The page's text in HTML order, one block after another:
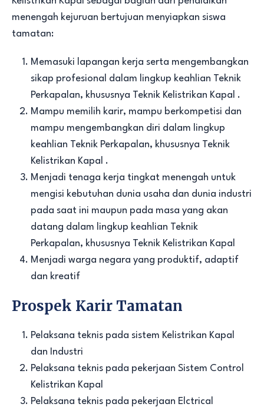
menengah kejuruan bertujuan menyiapkan siswa
tamatan:
Memasuki lapangan kerja serta mengembangkan
sikap profesional dalam lingkup keahlian Teknik
Perkapalan, khususnya Teknik Kelistrikan Kapal .
Mampu memilih karir, mampu berkompetisi dan
mampu mengembangkan diri dalam lingkup
keahlian Teknik Perkapalan, khususnya Teknik
Kelistrikan Kapal .
Menjadi tenaga kerja tingkat menengah untuk
mengisi kebutuhan dunia usaha dan dunia industri
pada saat ini maupun pada masa yang akan
datang dalam lingkup keahlian Teknik
Perkapalan, khususnya Teknik Kelistrikan Kapal
Menjadi warga negara yang produktif, adaptif
dan kreatif
Prospek Karir Tamatan
Pelaksana teknis pada sistem Kelistrikan Kapal
dan Industri
Pelaksana teknis pada pekerjaan Sistem Control
Kelistrikan Kapal
Pelaksana teknis pada pekerjaan Elctrical